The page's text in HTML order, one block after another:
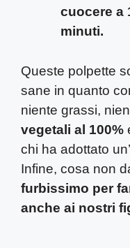
cuocere a
minuti.
Queste polpette
sane in quanto
niente grassi,
vegetali al 100%
chi ha adottato
Infine, cosa non
furbissimo per
anche ai nostri